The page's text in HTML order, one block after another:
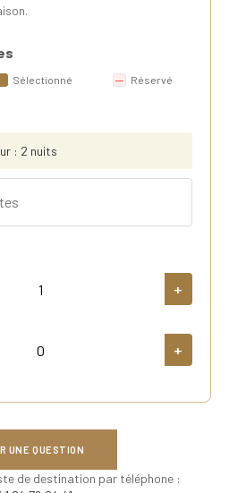
Sélectionné Réservé
: 2 nuits
+
+
UNE QUESTION
de destination par téléphone :